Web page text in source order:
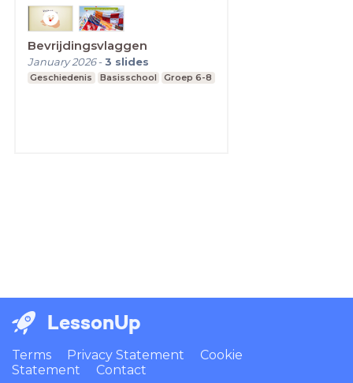
Bevrijdingsvlaggen
January 2026-3 slides
Geschiedenis Basisschool Groep 6-8
LessonUp
Terms Privacy Statement
Cookie
Statement
Contact